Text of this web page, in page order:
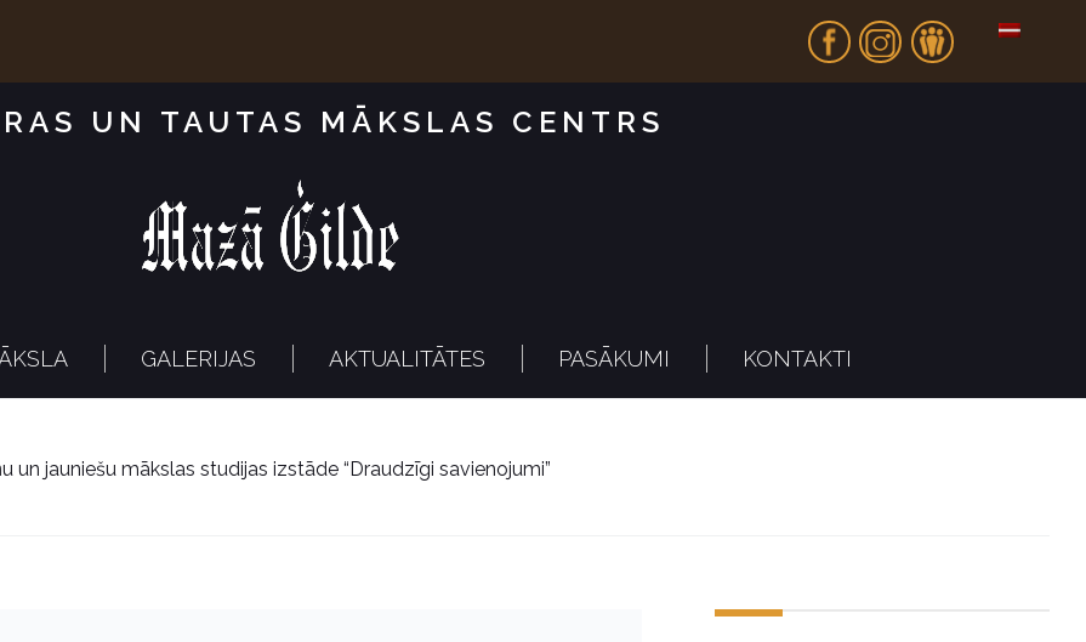
Fb In Dr
UN TAUTAS MĀKSLAS CENTRS
GALERIJAS AKTUALITĀTES PASĀKUMI KONTAKTI
un jauniešu mākslas studijas izstāde “Draudzīgi savienojumi”